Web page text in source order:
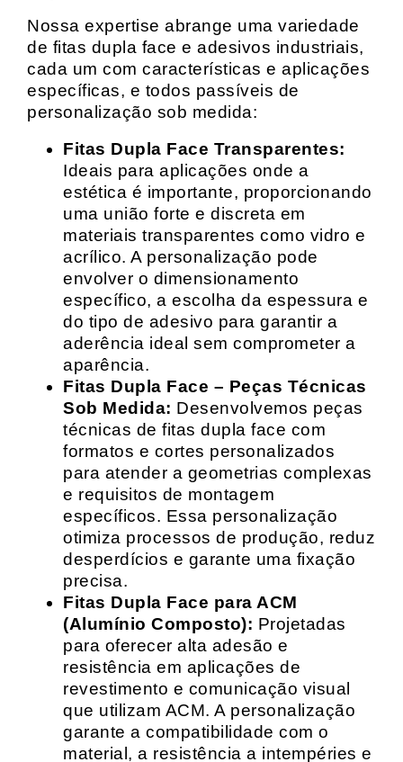
Nossa expertise abrange uma variedade
de fitas dupla face e adesivos industriais,
cada um com características e aplicações
específicas, e todos passíveis de
personalização sob medida:
Fitas Dupla Face Transparentes:
Ideais para aplicações onde a
estética é importante, proporcionando
uma união forte e discreta em
materiais transparentes como vidro e
acrílico. A personalização pode
envolver o dimensionamento
específico, a escolha da espessura e
do tipo de adesivo para garantir a
aderência ideal sem comprometer a
aparência.
Fitas Dupla Face – Peças Técnicas
Sob Medida: Desenvolvemos peças
técnicas de fitas dupla face com
formatos e cortes personalizados
para atender a geometrias complexas
e requisitos de montagem
específicos. Essa personalização
otimiza processos de produção, reduz
desperdícios e garante uma fixação
precisa.
Fitas Dupla Face para ACM
(Alumínio Composto): Projetadas
para oferecer alta adesão e
resistência em aplicações de
revestimento e comunicação visual
que utilizam ACM. A personalização
garante a compatibilidade com o
material, a resistência a intempéries e